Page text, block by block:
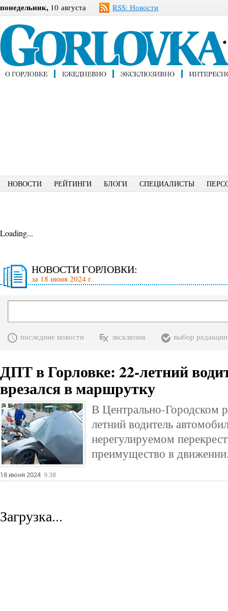
понедельник, 10 августа RSS: Новости
НОВОСТИ РЕЙТИНГИ БЛОГИ СПЕЦИАЛИСТЫ
Loading...
НОВОСТИ ГОРЛОВКИ:
за 18 июня 2024 г.
последние новости эксклюзив выбор редакции
ДПТ в Горловке: 22-летний
врезался в маршрутку
В Центрально-Городском
летний водитель
нерегулируемом
преимущество в
18 июня 2024 9:38
Загрузка...